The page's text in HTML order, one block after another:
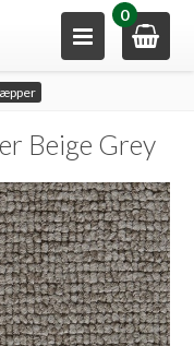
0
Beige Grey